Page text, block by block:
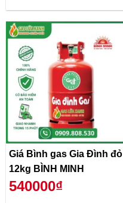
Giá Bình gas Gia Đình đỏ
12kg BÌNH MINH
540000₫